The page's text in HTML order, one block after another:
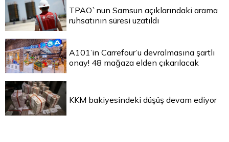
TPAO`nun Samsun açıklarındaki arama
ruhsatının süresi uzatıldı
A101’in Carrefour’u devralmasına şartlı
onay! 48 mağaza elden çıkarılacak
KKM bakiyesindeki düşüş devam ediyor